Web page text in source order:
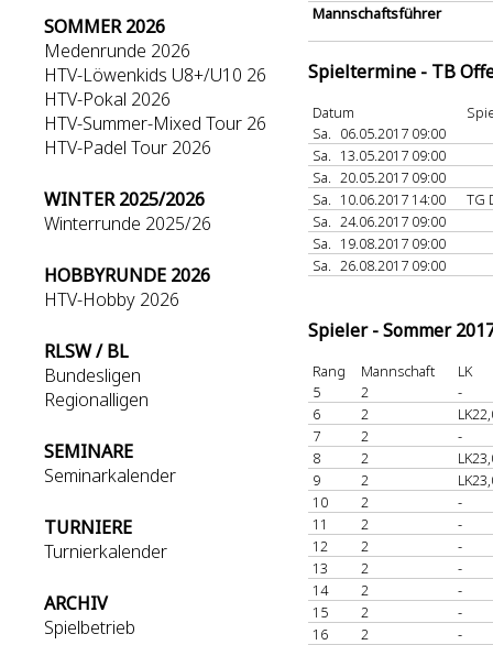
SOMMER 2026
Medenrunde 2026
HTV-Löwenkids U8+/U10 26
HTV-Pokal 2026
HTV-Summer-Mixed Tour 26
HTV-Padel Tour 2026
WINTER 2025/2026
Winterrunde 2025/26
HOBBYRUNDE 2026
HTV-Hobby 2026
RLSW / BL
Bundesligen
Regionalligen
SEMINARE
Seminarkalender
TURNIERE
Turnierkalender
ARCHIV
Spielbetrieb
Mannschaftsführer
Spieltermine - TB
Datum
Sa. 06.05.2017 09:00
Sa. 13.05.2017 09:00
Sa. 20.05.2017 09:00
Sa. 10.06.2017 14:00
TG
Sa. 24.06.2017 09:00
Sa. 19.08.2017 09:00
Sa. 26.08.2017 09:00
Spieler - Sommer
Rang Mannschaft
LK
5
2
-
6
2
7
2
-
8
2
9
2
10
2
-
11
2
-
12
2
-
13
2
-
14
2
-
15
2
-
16
2
-